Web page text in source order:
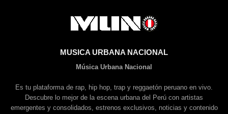
MUSICA URBANA NACIONAL
Música Urbana Nacional
Es tu plataforma de rap, hip hop, trap y reggaetón peruano en vivo.
Descubre lo mejor de la escena urbana del Perú con artistas
emergentes y consolidados, estrenos exclusivos, noticias y contenido